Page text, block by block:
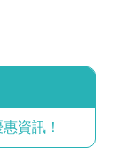
資訊！